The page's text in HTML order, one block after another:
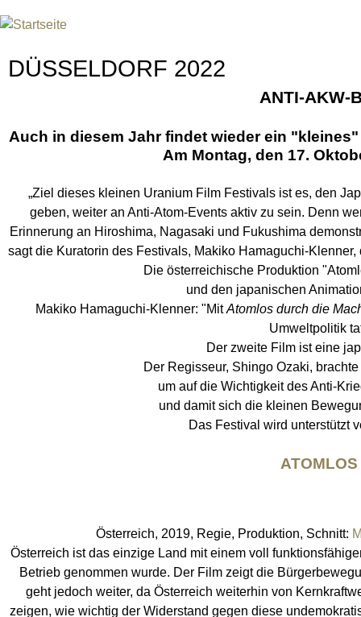
DÜSSELDORF 2022
ANTI-AKW-
Auch in diesem Jahr findet wieder ein
Am Montag, den 17.
„Ziel dieses kleinen Uranium Film Festivals ist es, den
geben, weiter an Anti-Atom-Events aktiv zu sein. Denn
Erinnerung an Hiroshima, Nagasaki und Fukushima
sagt die Kuratorin des Festivals, Makiko Hamaguchi-
Die österreichische Produktion
und den japanischen
Makiko Hamaguchi-Klenner: "MitAtomlos durch die
Umweltpolitik
Der zweite Film ist eine
Der Regisseur, Shingo Ozaki,
um auf die Wichtigkeit des Anti-
und damit sich die kleinen
Das Festival wird unterstützt
Österreich, 2019, Regie, Produktion, Schnitt:
Österreich ist das einzige Land mit einem voll
Betrieb genommen wurde. Der Film zeigt die
geht jedoch weiter, da Österreich weiterhin von
zeigen, wie wichtig der Widerstand gegen diese